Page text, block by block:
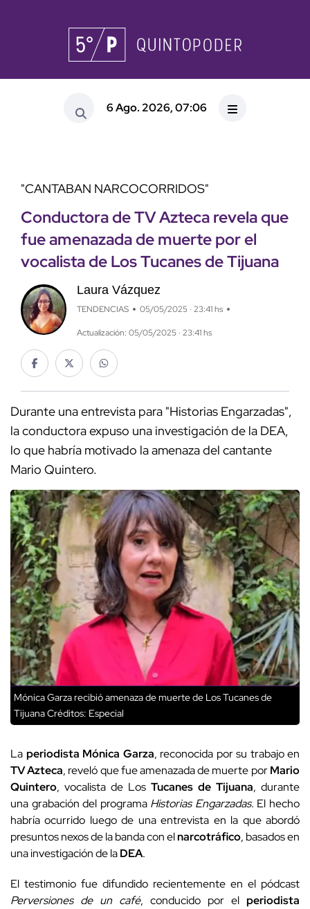
6 Ago. 2026, 07:06
"CANTABAN NARCOCORRIDOS"
Conductora de TV Azteca revela que
fue amenazada de muerte por el
vocalista de Los Tucanes de Tijuana
Laura Vázquez
TENDENCIAS 05/05/2025 · 23:41 hs
Actualización: 05/05/2025 · 23:41 hs
Durante una entrevista para "Historias Engarzadas",
la conductora expuso una investigación de la DEA,
lo que habría motivado la amenaza del cantante
Mario Quintero.
Mónica Garza recibió amenaza de muerte de Los Tucanes de
TijuanaCréditos: Especial
La periodista Mónica Garza, reconocida por su trabajo en
TV Azteca, reveló que fue amenazada de muerte porMario
Quintero, vocalista de Los Tucanes de Tijuana, durante
una grabación del programa Historias Engarzadas. El hecho
habría ocurrido luego de una entrevista en la que abordó
presuntos nexos de la banda con elnarcotráfico, basados en
una investigación de laDEA.
El testimonio fue difundido recientemente en el pódcast
Perversiones de un café, conducido por el periodista